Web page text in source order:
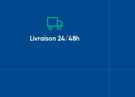
Livraison 24/48h